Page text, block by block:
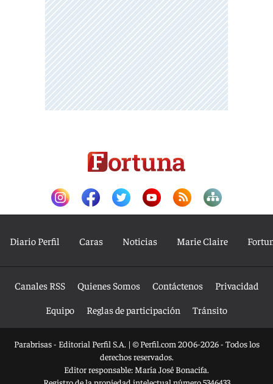
Diario Perfil Caras Noticias Marie Claire
Canales RSS Quienes Somos Contáctenos
Privacidad
Equipo
Reglas de participación Tránsito
Parabrisas - Editorial Perfil S.A. | © Perfil.com 2006-2026 - Todos los
derechos reservados.
Editor responsable: María José Bonacifa.